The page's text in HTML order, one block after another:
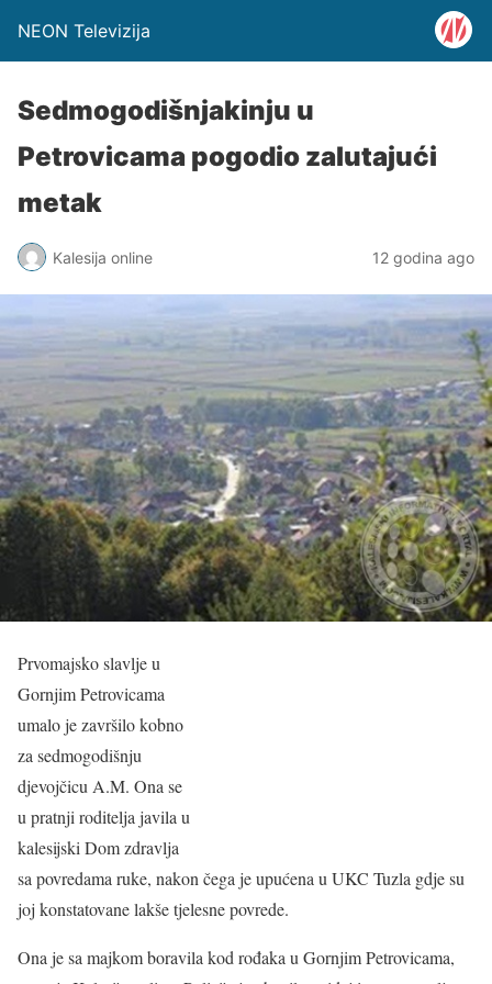
NEON Televizija
Sedmogodišnjakinju u
Petrovicama pogodio zalutajući
metak
Kalesija online 12 godina ago
Prvomajsko slavlje u
Gornjim Petrovicama
umalo je završilo kobno
za sedmogodišnju
djevojčicu A.M. Ona se
u pratnji roditelja javila u
kalesijski Dom zdravlja
sa povredama ruke, nakon čega je upućena u UKC Tuzla gdje su
joj konstatovane lakše tjelesne povrede.
Ona je sa majkom boravila kod rođaka u Gornjim Petrovicama,